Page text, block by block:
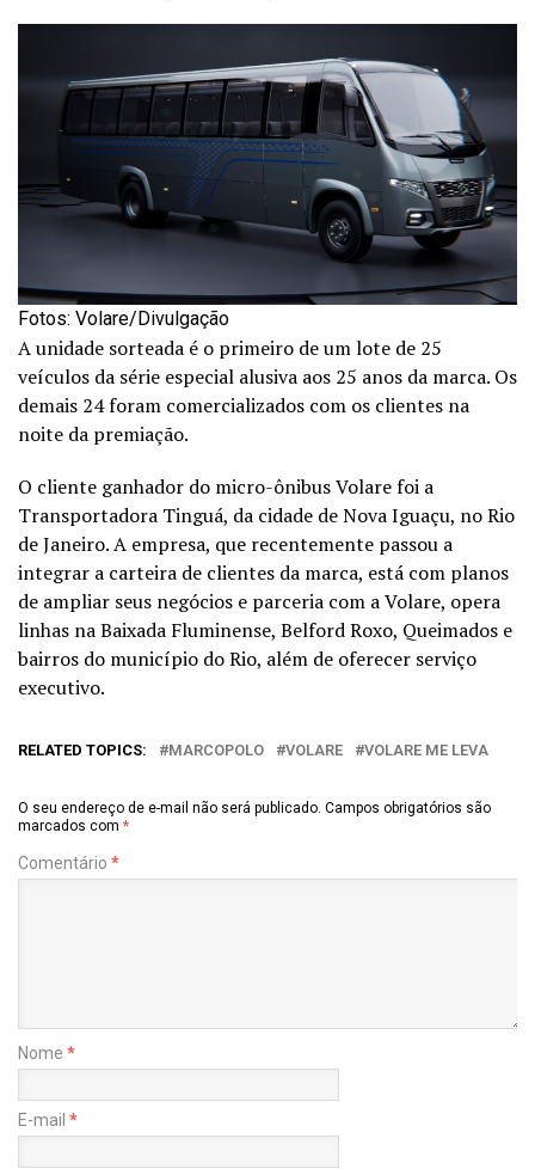
Fotos: Volare/Divulgação
A unidade sorteada é o primeiro de um lote de 25
veículos da série especial alusiva aos 25 anos da marca. Os
demais 24 foram comercializados com os clientes na
noite da premiação.
O cliente ganhador do micro-ônibus Volare foi a
Transportadora Tinguá, da cidade de Nova Iguaçu, no Rio
de Janeiro. A empresa, que recentemente passou a
integrar a carteira de clientes da marca, está com planos
de ampliar seus negócios e parceria com a Volare, opera
linhas na Baixada Fluminense, Belford Roxo, Queimados e
bairros do município do Rio, além de oferecer serviço
executivo.
RELATED TOPICS: MARCOPOLO VOLARE VOLARE ME LEVA
O seu endereço de e-mail não será publicado. Campos obrigatórios são
marcados com *
Comentário *
Nome *
E-mail *